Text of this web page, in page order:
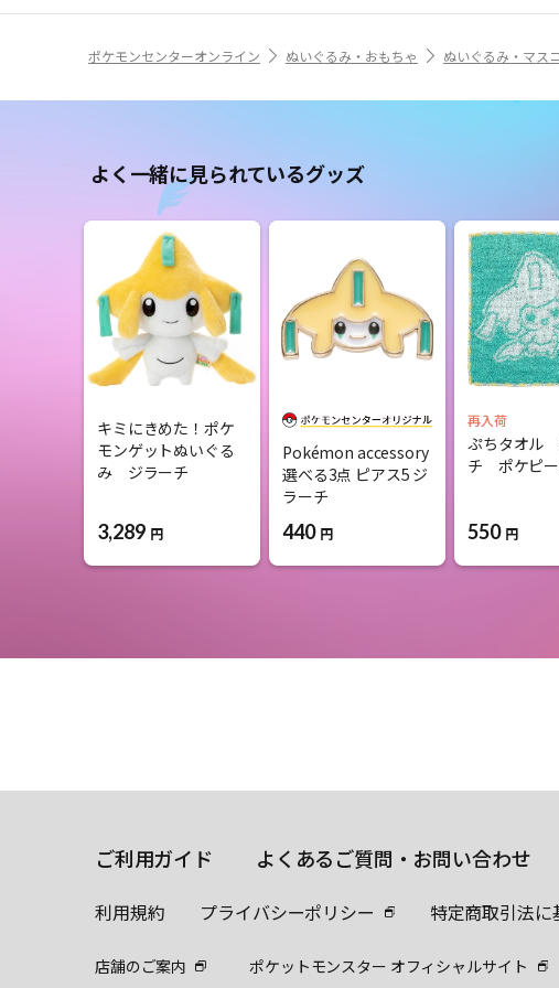
ポケモンセンターオンライン ぬいぐるみ・おもちゃ ぬいぐるみ・マス
よく一緒に見られているグッズ
キミにきめた！ポケ
モンゲットぬいぐる
み ジラーチ
3,289 円
Pokémon accessory
選べる3点 ピアス5 ジ
ラーチ
440 円
再入荷
ぷちタオル
チ ポケピ
550 円
ご利用ガイド よくあるご質問・お問い合わせ
利用規約 プライバシーポリシー 特定商取引法に
店舗のご案内 ポケットモンスター オフィシャルサイト